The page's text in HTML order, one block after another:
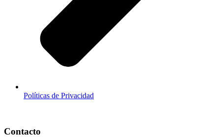
Políticas de Privacidad
Contacto